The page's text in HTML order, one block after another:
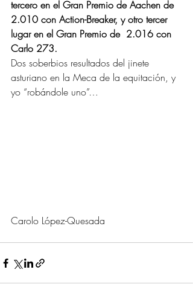
tercero en el Gran Premio de Aachen de
2.010 con Action-Breaker, y otro tercer
lugar en el Gran Premio de  2.016 con
Carlo 273.
Dos soberbios resultados del jinete
asturiano en la Meca de la equitación, y
yo “robándole uno”…
Carolo López-Quesada